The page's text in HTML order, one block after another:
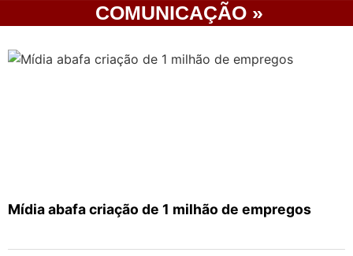
COMUNICAÇÃO »
Mídia abafa criação de 1 milhão de empregos